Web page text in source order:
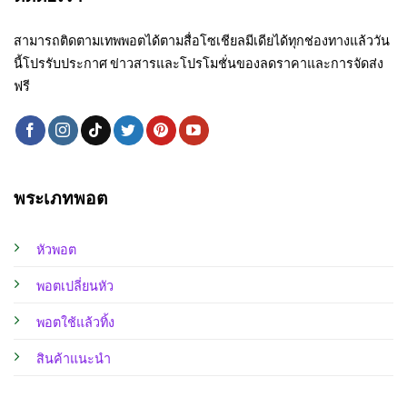
พระเภทพอต
หัวพอต
พอตเปลี่ยนหัว
พอตใช้แล้วทิ้ง
สินค้าแนะนำ
สามารถติดตามเทพพอตได้ตามสื่อโซเชียลมีเดียได้ทุกช่องทางแล้ววัน
นี้โปรรับประกาศ ข่าวสารและโปรโมชั่นของลดราคาและการจัดส่ง
ฟรี